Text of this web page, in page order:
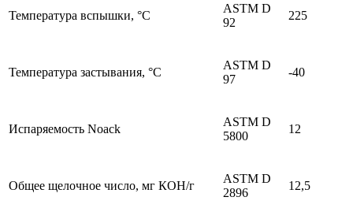
Температура вспышки, °C
ASTM D
92
225
Температура застывания, °C
ASTM D
97
-40
Испаряемость Noack
ASTM D
5800
12
Общее щелочное число, мг КОН/г
ASTM D
2896
12,5